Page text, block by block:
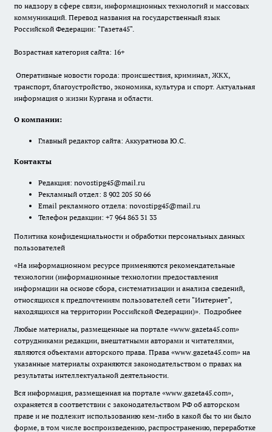
по надзору в сфере связи, информационных технологий и массовых
коммуникаций. Перевод названия на государственный язык
Российской Федерации: "Газета45".
Возрастная категория сайта: 16+
Оперативные новости города: происшествия, криминал, ЖКХ,
транспорт, благоустройство, экономика, культура и спорт. Актуальная
информация о жизни Кургана и области.
О компании:
Главный редактор сайта: Аккуратнова Ю.С.
Контакты
Редакция: novostipg45@mail.ru
Рекламный отдел: 8 902 205 50 66
Email рекламного отдела: novostipg45@mail.ru
Телефон редакции: +7 964 863 31 33
Политика конфиденциальности и обработки персональных данных
пользователей
«На информационном ресурсе применяются рекомендательные
технологии (информационные технологии предоставления
информации на основе сбора, систематизации и анализа сведений,
относящихся к предпочтениям пользователей сети "Интернет",
находящихся на территории Российской Федерации)». Подробнее
Любые материалы, размещенные на портале «www.gazeta45.com»
сотрудниками редакции, внештатными авторами и читателями,
являются объектами авторского права. Права «www.gazeta45.com» на
указанные материалы охраняются законодательством о правах на
результаты интеллектуальной деятельности.
Вся информация, размещенная на портале «www.gazeta45.com»,
охраняется в соответствии с законодательством РФ об авторском
праве и не подлежит использованию кем-либо в какой бы то ни было
форме, в том числе воспроизведению, распространению, переработке